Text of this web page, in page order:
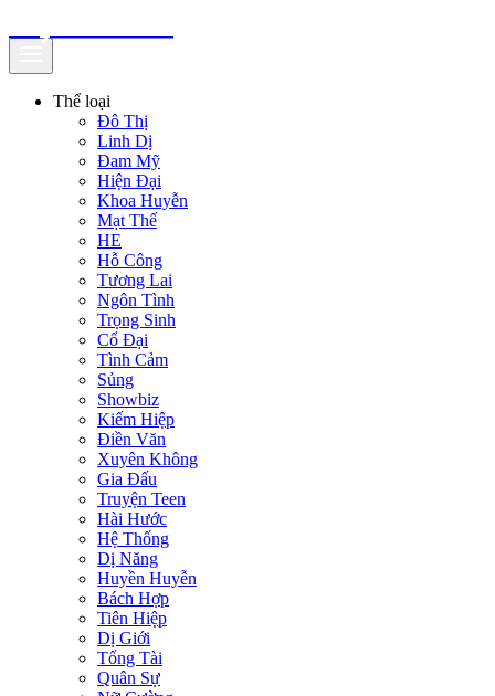
Thể loại
Đô Thị
Linh Dị
Đam Mỹ
Hiện Đại
Khoa Huyễn
Mạt Thế
HE
Hỗ Công
Tương Lai
Ngôn Tình
Trọng Sinh
Cổ Đại
Tình Cảm
Sủng
Showbiz
Kiếm Hiệp
Điền Văn
Xuyên Không
Gia Đấu
Truyện Teen
Hài Hước
Hệ Thống
Dị Năng
Huyền Huyễn
Bách Hợp
Tiên Hiệp
Dị Giới
Tổng Tài
Quân Sự